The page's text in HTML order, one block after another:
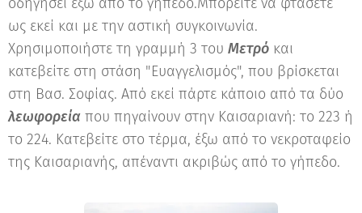
ως εκεί και με την αστική συγκοινωνία.
Χρησιμοποιήστε τη γραμμή 3 του Μετρό και
κατεβείτε στη στάση "Ευαγγελισμός", που βρίσκεται
στη Βασ. Σοφίας. Από εκεί πάρτε κάποιο από τα δύο
λεωφορεία που πηγαίνουν στην Καισαριανή: το 223 ή
το 224. Κατεβείτε στο τέρμα, έξω από το νεκροταφείο
της Καισαριανής, απέναντι ακριβώς από το γήπεδο.